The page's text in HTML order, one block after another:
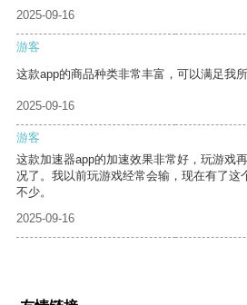
2025-09-16
游客
这款app的商品种类非常丰富，可以满足我所
2025-09-16
游客
这款加速器app的加速效果非常好，玩游戏
况了。我以前玩游戏经常会输，现在有了这
不少。
2025-09-16